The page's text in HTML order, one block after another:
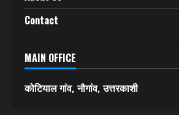
Contact
MAIN OFFICE
कोटियाल गांव, नौगांव, उत्तरकाशी